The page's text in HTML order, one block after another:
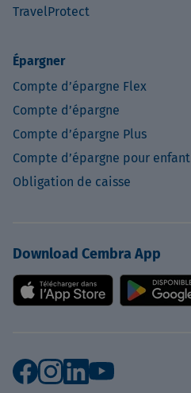
TravelProtect
Épargner
Compte d’épargne Flex
Compte d’épargne
Compte d’épargne Plus
Compte d’épargne pour enfant
Obligation de caisse
Download Cembra App